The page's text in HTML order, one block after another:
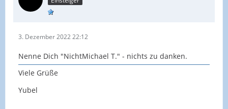
3. Dezember 2022 22:12
Nenne Dich "NichtMichael T." - nichts zu danken.
Viele Grüße
Yubel